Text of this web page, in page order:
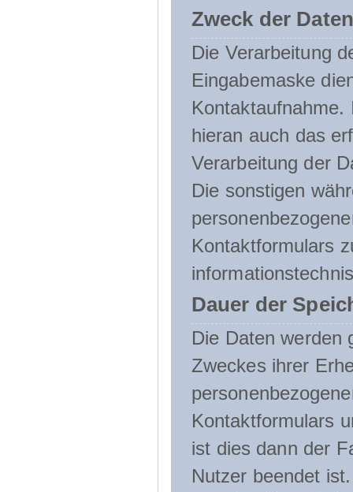
Zweck der
Die Verarbeitung
Eingabemaske
hieran auch das
Verarbeitung der
Die sonstigen
Kontaktformulars
Dauer der
Die Daten werden
Zweckes ihrer
Kontaktformulars
ist dies dann der
Nutzer beendet